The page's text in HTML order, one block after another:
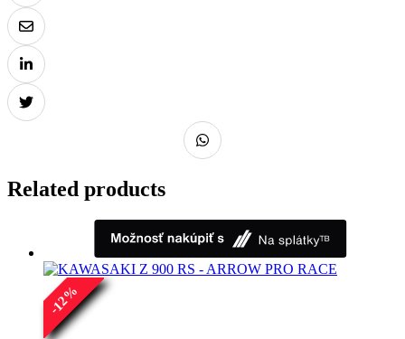
Related products
-
12
%